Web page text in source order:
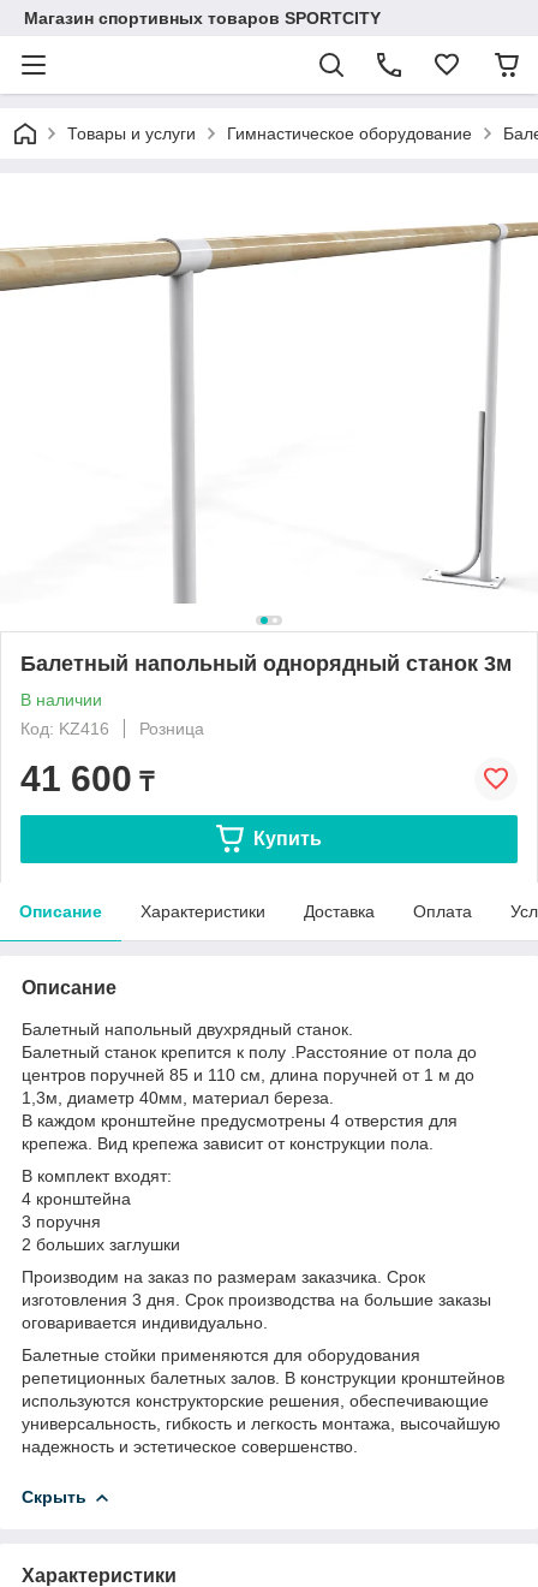
Магазин спортивных товаров SPORTCITY
Товары и услуги Гимнастическое оборудование
Балетный напольный однорядный станок 3м
В наличии
Код: KZ416
Розница
41 600 ₸
Купить
Описание Характеристики Доставка Оплата
Описание
Балетный напольный двухрядный станок.
Балетный станок крепится к полу .Расстояние от пола до
центров поручней 85 и 110 см, длина поручней от 1 м до
1,3м, диаметр 40мм, материал береза.
В каждом кронштейне предусмотрены 4 отверстия для
крепежа. Вид крепежа зависит от конструкции пола.
В комплект входят:
4 кронштейна
3 поручня
2 больших заглушки
Производим на заказ по размерам заказчика. Срок
изготовления 3 дня. Срок производства на большие заказы
оговаривается индивидуально.
Балетные стойки применяются для оборудования
репетиционных балетных залов. В конструкции кронштейнов
используются конструкторские решения, обеспечивающие
универсальность, гибкость и легкость монтажа, высочайшую
надежность и эстетическое совершенство.
Скрыть
Характеристики